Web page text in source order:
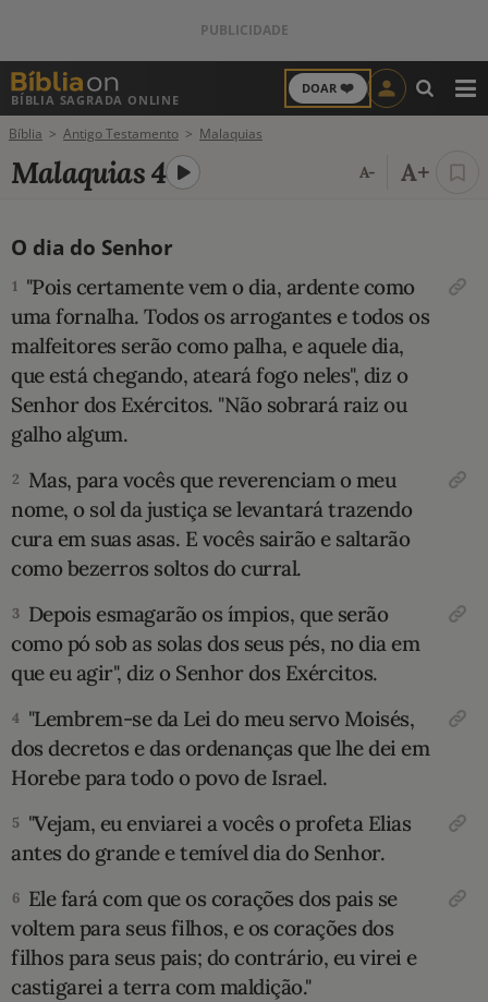
BÍBLIA SAGRADA ONLINE
DOAR ❤️
ANTIGO TESTAMENTO
NOVO TESTAMENTO
VERSÍCULOS
VERSÍCULO DO DIA
PALAVRA DO DIA
SALMO DO DIA
DEVOCIONAL DIÁRIO
10 MANDAMENTOS
ESBOÇOS DE PREGAÇÃO
PERGUNTE À BÍBLIA IA
QUEM SOMOS
LOJA BÍBLIAON
Bíblia Antigo Testamento Malaquias
Malaquias 4 A- A+
O dia do Senhor
1 "Pois certamente vem o dia, ardente como
uma fornalha. Todos os arrogantes e todos os
malfeitores serão como palha, e aquele dia,
que está chegando, ateará fogo neles", diz o
Senhor dos Exércitos. "Não sobrará raiz ou
galho algum.
2 Mas, para vocês que reverenci­am o meu
nome, o sol da justiça se levantará trazendo
cura em suas asas. E vocês sairão e saltarão
como bezerros soltos do curral.
3 Depois esmagarão os ímpios, que serão
como pó sob as solas dos seus pés, no dia em
que eu agir", diz o Senhor dos Exércitos.
4 "Lembrem-se da Lei do meu servo Moisés,
dos decretos e das ordenanças que lhe dei em
Horebe para todo o povo de Israel.
5 "Vejam, eu enviarei a vocês o profeta Elias
antes do grande e temível dia do Senhor.
6 Ele fará com que os corações dos pais se
voltem para seus filhos, e os corações dos
filhos para seus pais; do contrário, eu virei e
castigarei a terra com maldição."